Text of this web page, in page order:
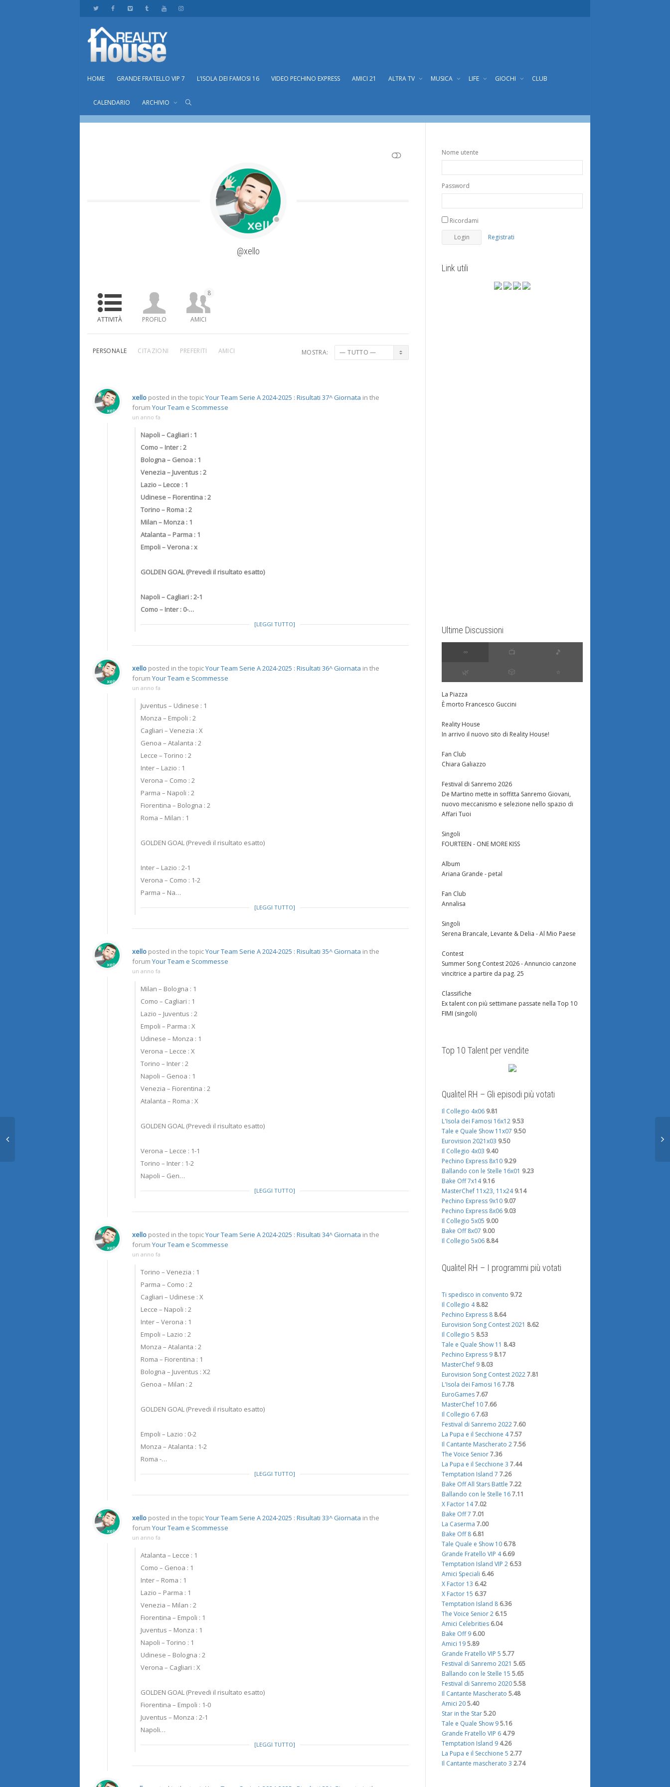
HOME GRANDE FRATELLO VIP 7 L’ISOLA DEI FAMOSI 16 VIDEO PECHINO EXPRESS AMICI 21 ALTRA TV MUSICA LIFE GIOCHI CLUB
CALENDARIO ARCHIVIO
xello
@xello
ATTIVITÀ PROFILO AMICI
8
PERSONALE CITAZIONI PREFERITI AMICI MOSTRA:
xello posted in the topicYour Team Serie A 2024-2025 : Risultati 37^ Giornata in the
forum Your Team e Scommesse
un anno fa
Napoli – Cagliari : 1
Como – Inter : 2
Bologna – Genoa : 1
Venezia – Juventus : 2
Lazio – Lecce : 1
Udinese – Fiorentina : 2
Torino – Roma : 2
Milan – Monza : 1
Atalanta – Parma : 1
Empoli – Verona : x
GOLDEN GOAL (Prevedi il risultato esatto)
Napoli – Cagliari : 2-1
Como – Inter : 0-…
[LEGGI TUTTO]
xello posted in the topicYour Team Serie A 2024-2025 : Risultati 36^ Giornata in the
forum Your Team e Scommesse
un anno fa
Juventus – Udinese : 1
Monza – Empoli : 2
Cagliari – Venezia : X
Genoa – Atalanta : 2
Lecce – Torino : 2
Inter – Lazio : 1
Verona – Como : 2
Parma – Napoli : 2
Fiorentina – Bologna : 2
Roma – Milan : 1
GOLDEN GOAL (Prevedi il risultato esatto)
Inter – Lazio : 2-1
Verona – Como : 1-2
Parma – Na…
[LEGGI TUTTO]
xello posted in the topicYour Team Serie A 2024-2025 : Risultati 35^ Giornata in the
forum Your Team e Scommesse
un anno fa
Milan – Bologna : 1
Como – Cagliari : 1
Lazio – Juventus : 2
Empoli – Parma : X
Udinese – Monza : 1
Verona – Lecce : X
Torino – Inter : 2
Napoli – Genoa : 1
Venezia – Fiorentina : 2
Atalanta – Roma : X
GOLDEN GOAL (Prevedi il risultato esatto)
Verona – Lecce : 1-1
Torino – Inter : 1-2
Napoli – Gen…
[LEGGI TUTTO]
xello posted in the topicYour Team Serie A 2024-2025 : Risultati 34^ Giornata in the
forum Your Team e Scommesse
un anno fa
Torino – Venezia : 1
Parma – Como : 2
Cagliari – Udinese : X
Lecce – Napoli : 2
Inter – Verona : 1
Empoli – Lazio : 2
Monza – Atalanta : 2
Roma – Fiorentina : 1
Bologna – Juventus : X2
Genoa – Milan : 2
GOLDEN GOAL (Prevedi il risultato esatto)
Empoli – Lazio : 0-2
Monza – Atalanta : 1-2
Roma -…
[LEGGI TUTTO]
xello posted in the topicYour Team Serie A 2024-2025 : Risultati 33^ Giornata in the
forum Your Team e Scommesse
un anno fa
Atalanta – Lecce : 1
Como – Genoa : 1
Inter – Roma : 1
Lazio – Parma : 1
Venezia – Milan : 2
Fiorentina – Empoli : 1
Juventus – Monza : 1
Napoli – Torino : 1
Udinese – Bologna : 2
Verona – Cagliari : X
GOLDEN GOAL (Prevedi il risultato esatto)
Fiorentina – Empoli : 1-0
Juventus – Monza : 2-1
Napoli…
[LEGGI TUTTO]
Nome utente
Password
Ricordami
Registrati
Link utili
Ultime Discussioni
∞ 📺 🎵
🌿 🎲 ⭐️
La Piazza
È morto Francesco Guccini
Reality House
In arrivo il nuovo sito di Reality House!
Fan Club
Chiara Galiazzo
Festival di Sanremo 2026
De Martino mette in soffitta Sanremo Giovani,
nuovo meccanismo e selezione nello spazio di
Affari Tuoi
Singoli
FOURTEEN - ONE MORE KISS
Album
Ariana Grande - petal
Fan Club
Annalisa
Singoli
Serena Brancale, Levante & Delia - Al Mio Paese
Contest
Summer Song Contest 2026 - Annuncio canzone
vincitrice a partire da pag. 25
Classifiche
Ex talent con più settimane passate nella Top 10
FIMI (singoli)
Top 10 Talent per vendite
Qualitel RH – Gli episodi più votati
Il Collegio 4x06 9.81
L'Isola dei Famosi 16x12 9.53
Tale e Quale Show 11x07 9.50
Eurovision 2021x03 9.50
Il Collegio 4x03 9.40
Pechino Express 8x10 9.29
Ballando con le Stelle 16x01 9.23
Bake Off 7x14 9.16
MasterChef 11x23, 11x24 9.14
Pechino Express 9x10 9.07
Pechino Express 8x06 9.03
Il Collegio 5x05 9.00
Bake Off 8x07 9.00
Il Collegio 5x06 8.84
Qualitel RH – I programmi più votati
Ti spedisco in convento 9.72
Il Collegio 4 8.82
Pechino Express 8 8.64
Eurovision Song Contest 2021 8.62
Il Collegio 5 8.53
Tale e Quale Show 11 8.43
Pechino Express 9 8.17
MasterChef 9 8.03
Eurovision Song Contest 2022 7.81
L'Isola dei Famosi 16 7.78
EuroGames 7.67
MasterChef 10 7.66
Il Collegio 6 7.63
Festival di Sanremo 2022 7.60
La Pupa e il Secchione 47.57
Il Cantante Mascherato 2 7.56
The Voice Senior 7.36
La Pupa e il Secchione 3 7.44
Temptation Island 7 7.26
Bake Off All Stars Battle 7.22
Ballando con le Stelle 16 7.11
X Factor 147.02
Bake Off 7 7.01
La Caserma 7.00
Bake Off 8 6.81
Tale Quale e Show 10 6.78
Grande Fratello VIP 4 6.69
Temptation Island VIP 2 6.53
Amici Speciali 6.46
X Factor 13 6.42
X Factor 15 6.37
Temptation Island 8 6.36
The Voice Senior 2 6.15
Amici Celebrities 6.04
Bake Off 9 6.00
Amici 19 5.89
Grande Fratello VIP 5 5.77
Festival di Sanremo 2021 5.65
Ballando con le Stelle 15 5.65
Festival di Sanremo 2020 5.58
Il Cantante Mascherato 5.48
Amici 20 5.40
Star in the Star 5.20
Tale e Quale Show 9 5.16
Grande Fratello VIP 6 4.79
Temptation Island 9 4.26
La Pupa e il Secchione 5 2.77
Il Cantante mascherato 3 2.74